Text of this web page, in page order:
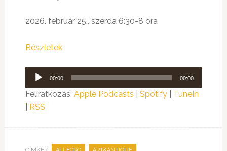
2026. február 25., szerda 6:30-8 óra
Részletek
Audió
lejátszó
00:00 00:00
Feliratkozás: Apple Podcasts Spotify| TuneIn
RSS